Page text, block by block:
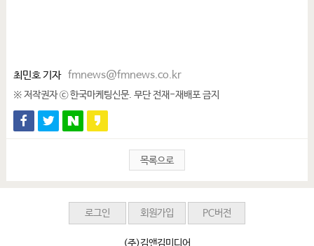
최민호 기자 fmnews@fmnews.co.kr
※ 저작권자 ⓒ 한국마케팅신문. 무단 전재-재배포 금지
목록으로
로그인 회원가입 PC버전
(주)김앤김미디어